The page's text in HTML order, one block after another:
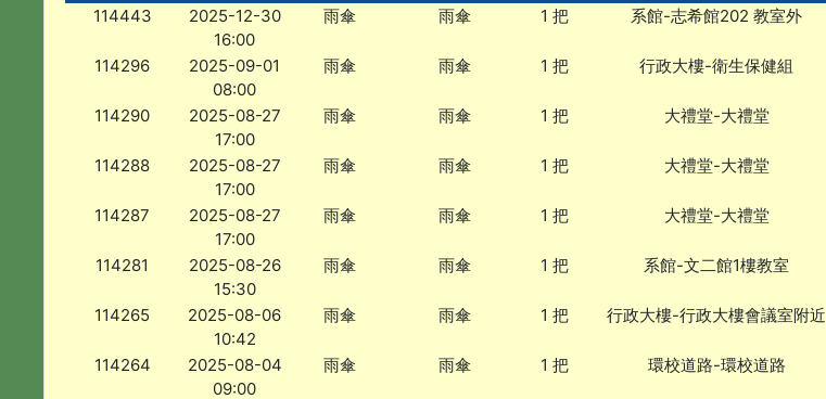
114443
2025-12-30
16:00
雨傘 雨傘 1 把 系館-志希館202 教室外
114296
2025-09-01
08:00
雨傘 雨傘 1 把 行政大樓-衛生保健組
114290
2025-08-27
17:00
雨傘 雨傘 1 把 大禮堂-大禮堂
114288
2025-08-27
17:00
雨傘 雨傘 1 把 大禮堂-大禮堂
114287
2025-08-27
17:00
雨傘 雨傘 1 把 大禮堂-大禮堂
114281
2025-08-26
15:30
雨傘 雨傘 1 把 系館-文二館1樓教室
114265
2025-08-06
10:42
雨傘 雨傘 1 把 行政大樓-行政大樓會議室附近
114264
2025-08-04
09:00
雨傘 雨傘 1 把 環校道路-環校道路